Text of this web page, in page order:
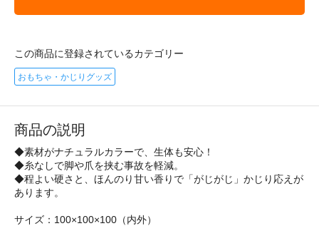
この商品に登録されているカテゴリー
おもちゃ・かじりグッズ
商品の説明
◆素材がナチュラルカラーで、生体も安心！
◆糸なしで脚や爪を挟む事故を軽減。
◆程よい硬さと、ほんのり甘い香りで「がじがじ」かじり応えが
あります。
サイズ：100×100×100（内外）